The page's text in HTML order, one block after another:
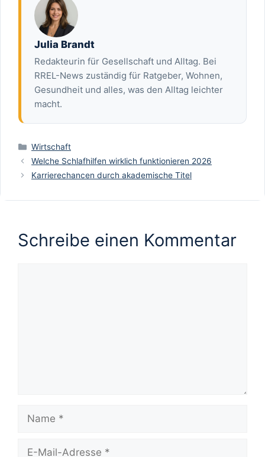
Julia Brandt
Redakteurin für Gesellschaft und Alltag. Bei
RREL-News zuständig für Ratgeber, Wohnen,
Gesundheit und alles, was den Alltag leichter
macht.
Kategorien
Wirtschaft
Welche Schlafhilfen wirklich funktionieren 2026
Karrierechancen durch akademische Titel
Schreibe einen Kommentar
Name